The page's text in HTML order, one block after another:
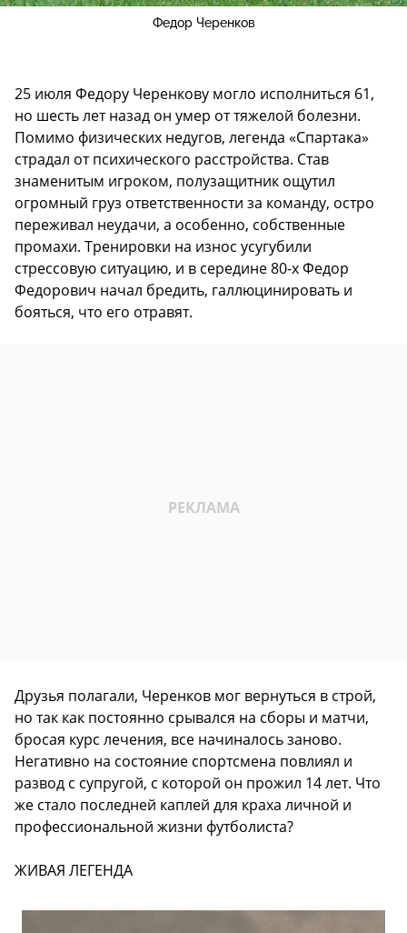
Федор Черенков
25 июля Федору Черенкову могло исполниться 61,
но шесть лет назад он умер от тяжелой болезни.
Помимо физических недугов, легенда «Спартака»
страдал от психического расстройства. Став
знаменитым игроком, полузащитник ощутил
огромный груз ответственности за команду, остро
переживал неудачи, а особенно, собственные
промахи. Тренировки на износ усугубили
стрессовую ситуацию, и в середине 80-х Федор
Федорович начал бредить, галлюцинировать и
бояться, что его отравят.
Друзья полагали, Черенков мог вернуться в строй,
но так как постоянно срывался на сборы и матчи,
бросая курс лечения, все начиналось заново.
Негативно на состояние спортсмена повлиял и
развод с супругой, с которой он прожил 14 лет. Что
же стало последней каплей для краха личной и
профессиональной жизни футболиста?
ЖИВАЯ ЛЕГЕНДА